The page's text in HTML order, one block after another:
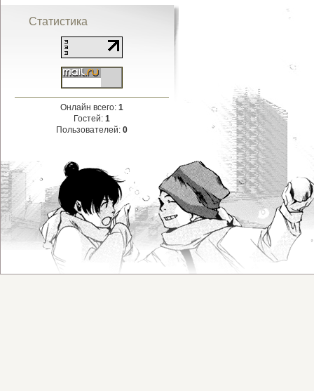
Статистика
Онлайн всего: 1
Гостей: 1
Пользователей: 0